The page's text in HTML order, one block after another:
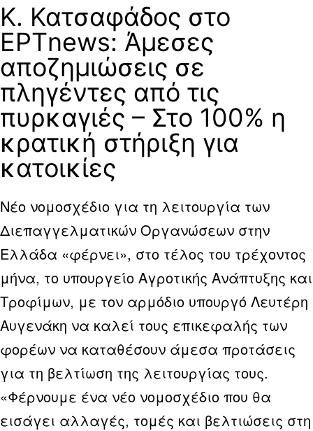
Κ. Κατσαφάδος στο
ΕΡΤnews: Άμεσες
αποζημιώσεις σε
πληγέντες από τις
πυρκαγιές – Στο 100% η
κρατική στήριξη για
κατοικίες
Νέο νομοσχέδιο για τη λειτουργία των
Διεπαγγελματικών Οργανώσεων στην
Ελλάδα «φέρνει», στο τέλος του τρέχοντος
μήνα, το υπουργείο Αγροτικής Ανάπτυξης και
Τροφίμων, με τον αρμόδιο υπουργό Λευτέρη
Αυγενάκη να καλεί τους επικεφαλής των
φορέων να καταθέσουν άμεσα προτάσεις
για τη βελτίωση της λειτουργίας τους.
«Φέρνουμε ένα νέο νομοσχέδιο που θα
εισάγει αλλαγές, τομές και βελτιώσεις στη